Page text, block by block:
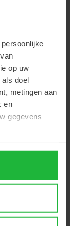
op uw
als doel
metingen aan
en
gegevens
locatie,
zijn
worden
in
diverse
van de